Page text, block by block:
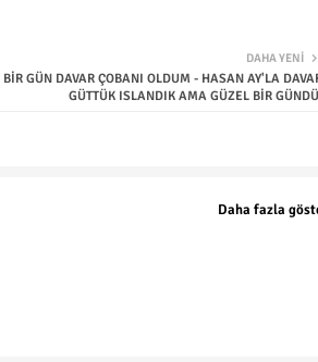
DAHA YENI
GÜN DAVAR ÇOBANI OLDUM - HASAN AY'LA
GÜTTÜK ISLANDIK AMA GÜZEL BİR
Daha fazla